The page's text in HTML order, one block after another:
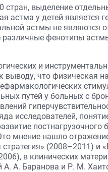
выделение
астма у детей является
астмы не являются
фенотипы
и
что физическая
путей у больных с
исследователей,
постнагрузочного
мнение нашло
(2008–2011) и
в клинических
А. А. Баранова и Р. М.